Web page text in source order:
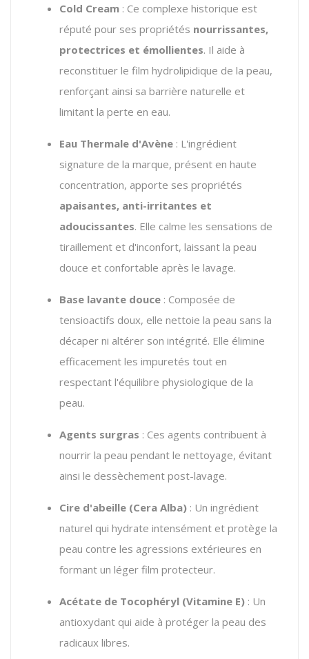
Cold Cream : Ce complexe historique est
réputé pour ses propriétés nourrissantes,
protectrices et émollientes. Il aide à
reconstituer le film hydrolipidique de la peau,
renforçant ainsi sa barrière naturelle et
limitant la perte en eau.
Eau Thermale d'Avène : L'ingrédient
signature de la marque, présent en haute
concentration, apporte ses propriétés
apaisantes, anti-irritantes et
adoucissantes. Elle calme les sensations de
tiraillement et d'inconfort, laissant la peau
douce et confortable après le lavage.
Base lavante douce : Composée de
tensioactifs doux, elle nettoie la peau sans la
décaper ni altérer son intégrité. Elle élimine
efficacement les impuretés tout en
respectant l'équilibre physiologique de la
peau.
Agents surgras : Ces agents contribuent à
nourrir la peau pendant le nettoyage, évitant
ainsi le dessèchement post-lavage.
Cire d'abeille (Cera Alba) : Un ingrédient
naturel qui hydrate intensément et protège la
peau contre les agressions extérieures en
formant un léger film protecteur.
Acétate de Tocophéryl (Vitamine E) : Un
antioxydant qui aide à protéger la peau des
radicaux libres.